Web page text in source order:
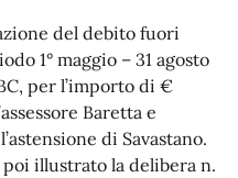
del debito fuori
1° maggio – 31 agosto
per l’importo di €
Baretta e
di Savastano.
illustrato la delibera n.